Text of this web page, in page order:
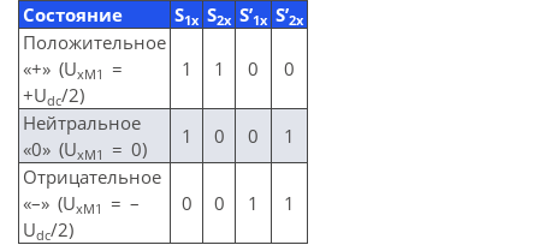
Состояние S1x S2x S’1x S’2x
Положительное
«+» (UxM1
=
+Udc/2)
1 1 0 0
Нейтральное
«0» (UxM1 = 0)
1 0 0
1
Отрицательное
«–» (UxM1
= –
Udc/2)
0 0 1 1